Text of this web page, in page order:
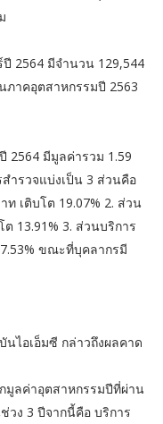
2564 มีจำนวน 129,544
ภาคอุตสาหกรรมปี 2563
2564 มีมูลค่ารวม 1.59
ำรวจแบ่งเป็น 3 ส่วนคือ
เติบโต 19.07% 2. ส่วน
13.91% 3. ส่วนบริการ
ขณะที่บุคลากรมี
ไอเอ็มซี กล่าวถึงผลคาด
มูลค่าอุตสาหกรรมปีที่ผ่าน
วง 3 ปีจากนี้คือ บริการ